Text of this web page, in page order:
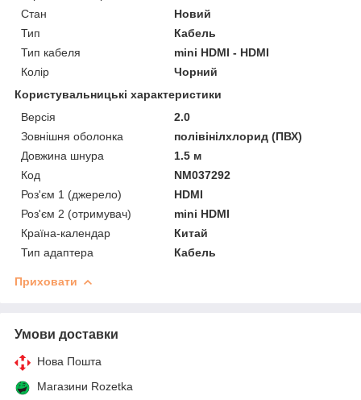
Стан
Новий
Тип
Кабель
Тип кабеля
mini HDMI - HDMI
Колір
Чорний
Користувальницькі характеристики
Версія
2.0
Зовнішня оболонка
полівінілхлорид (ПВХ)
Довжина шнура
1.5 м
Код
NM037292
Роз'єм 1 (джерело)
HDMI
Роз'єм 2 (отримувач)
mini HDMI
Країна-календар
Китай
Тип адаптера
Кабель
Приховати
Умови доставки
Нова Пошта
Магазини Rozetka